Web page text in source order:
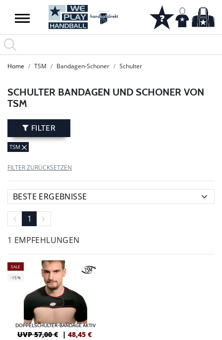
SUMMER SALE: SPARE BIS ZU 65%
Home TSM Bandagen-Schoner Schulter
SCHULTER BANDAGEN UND SCHONER VON
TSM
FILTER
TSM
FILTER ZURÜCKSETZEN
1
1 EMPFEHLUNGEN
SALE
-15%
DOPPELSCHULTER-BANDAGE AKTIV
UVP 57,00 € | 48,45 €